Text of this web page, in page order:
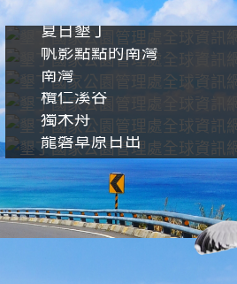
夏日墾丁
帆影點點的南灣
南灣
欖仁溪谷
獨木舟
龍磐草原日出